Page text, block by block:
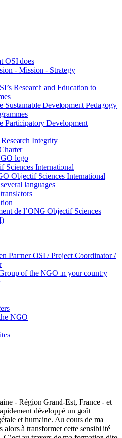
OSI does
- Mission - Strategy
Research and Education to
Sustainable Development Pedagogy
Participatory Development
Integrity
logo
Sciences International
Objectif Sciences International
languages
de l’ONG Objectif Sciences
Partner OSI / Project Coordinator /
of the NGO in your country
NGO
- Région Grand-Est, France - et
développé un goût
et humaine. Au cours de ma
alors à transformer cette sensibilité